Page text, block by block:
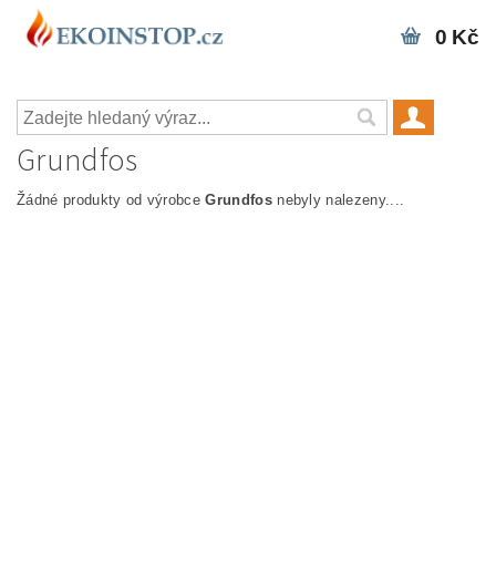
0 Kč
Grundfos
Žádné produkty od výrobceGrundfosnebyly nalezeny....